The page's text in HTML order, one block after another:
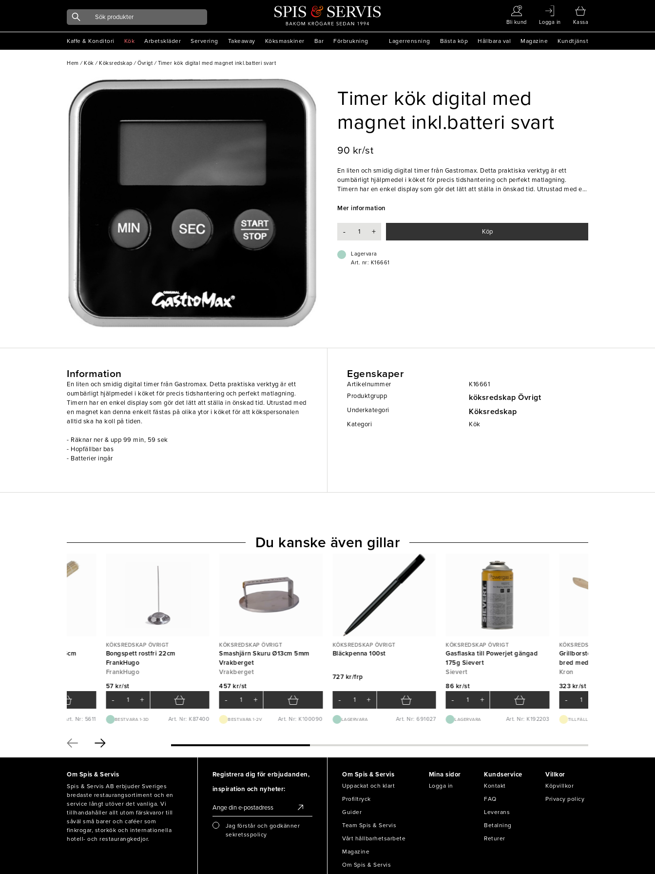
Bli kund Logga in Kassa
Kaffe & Konditori Kök Arbetskläder Servering Takeaway Köksmaskiner Bar Förbrukning Lagerrensning Bästa köp Hållbara val Magazine Kundtjänst
Hem / Kök / Köksredskap / Övrigt / Timer kök digital med magnet inkl.batteri svart
Timer kök digital med
magnet inkl.batteri svart
90 kr/st
En liten och smidig digital timer från Gastromax. Detta praktiska verktyg är ett
oumbärligt hjälpmedel i köket för precis tidshantering och perfekt matlagning.
Timern har en enkel display som gör det lätt att ställa in önskad tid. Utrustad med en
ska ha koll på tiden.
- Hopfällbar bas
Mer information
- + Köp
Lagervara
Art. nr: K16661
Information
En liten och smidig digital timer från Gastromax. Detta praktiska verktyg är ett
oumbärligt hjälpmedel i köket för precis tidshantering och perfekt matlagning.
Timern har en enkel display som gör det lätt att ställa in önskad tid. Utrustad med
en magnet kan denna enkelt fästas på olika ytor i köket för att kökspersonalen
alltid ska ha koll på tiden.
- Räknar ner & upp 99 min, 59 sek
- Hopfällbar bas
- Batterier ingår
Egenskaper
Artikelnummer
K16661
Produktgrupp
köksredskap Övrigt
Underkategori Köksredskap
Kategori Kök
bambu Pure 15cm
Art. Nr: 5611
KÖKSREDSKAP ÖVRIGT
Bongspett rostfri 22cm
FrankHugo
FrankHugo
57 kr/st
- +
BEST.VARA 1-3D Art. Nr: K87400
KÖKSREDSKAP ÖVRIGT
Smashjärn Skuru Ø13cm 5mm
Vrakberget
Vrakberget
457 kr/st
- +
BEST.VARA 1-2V Art. Nr: K100090
KÖKSREDSKAP ÖVRIGT
Bläckpenna 100st
727 kr/frp
- +
LAGERVARA Art. Nr: 691027
KÖKSREDSKAP ÖVRIGT
Gasflaska till Powerjet gängad
175g Sievert
Sievert
86 kr/st
- +
LAGERVARA Art. Nr: K192203
KÖKSREDSKAP ÖVRIGT
Grillborste huggblocksborste
bred med handtag
Kron
323 kr/st
-
TILLFÄLLIGT SLUT
Du kanske även gillar
Om Spis & Servis
Spis & Servis AB erbjuder Sveriges
bredaste restaurangsortiment och en
service långt utöver det vanliga. Vi
tillhandahåller allt utom färskvaror till
såväl små barer och caféer som
finkrogar, storkök och internationella
hotell- och restaurangkedjor.
Registrera dig för erbjudanden,
inspiration och nyheter:
Jag förstår och godkänner
sekretsspolicy
Om Spis & Servis
Uppackat och klart
Profiltryck
Guider
Team Spis & Servis
Vårt hållbarhetsarbete
Magazine
Om Spis & Servis
Mina sidor
Logga in
Kundservice
Kontakt
FAQ
Leverans
Betalning
Returer
Villkor
Köpvillkor
Privacy policy